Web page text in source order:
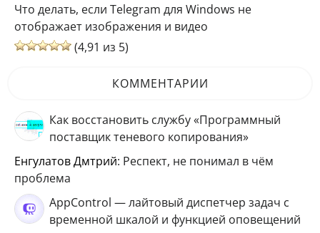
Что делать, если Telegram для Windows не
отображает изображения и видео
(4,91 из 5)
КОММЕНТАРИИ
Как восстановить службу «Программный
поставщик теневого копирования»
Енгулатов Дмтрий: Респект, не понимал в чём
проблема
AppControl — лайтовый диспетчер задач с
временной шкалой и функцией оповещений